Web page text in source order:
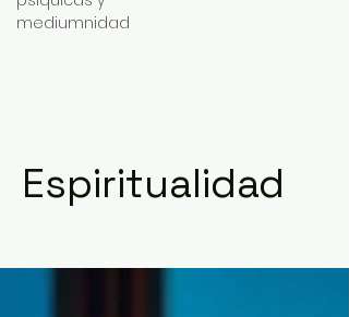
mediumnidad
Espiritualidad